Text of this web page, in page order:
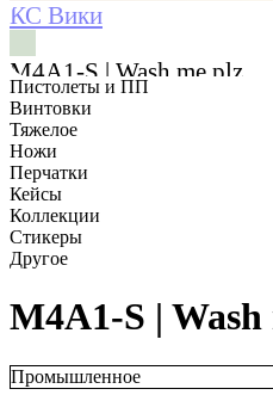
КС Вики
M4A1-S | Wash me plz
Пистолеты и ПП
Винтовки
Тяжелое
Ножи
Перчатки
Кейсы
Коллекции
Стикеры
Другое
M4A1-S | Wash
Промышленное